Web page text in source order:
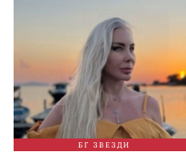
БГ ЗВЕЗДИ